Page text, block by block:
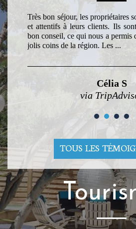
Très bon séjour, les propriétaires
et attentifs à leurs clients. Ils
bon conseil, ce qui nous a permis
jolis coins de la région. Les ...
Célia S
via
TOUS LES